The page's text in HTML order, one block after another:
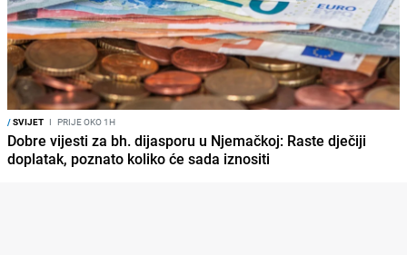
/SVIJET I PRIJE OKO 1H
Dobre vijesti za bh. dijasporu u Njemačkoj: Raste dječiji
doplatak, poznato koliko će sada iznositi